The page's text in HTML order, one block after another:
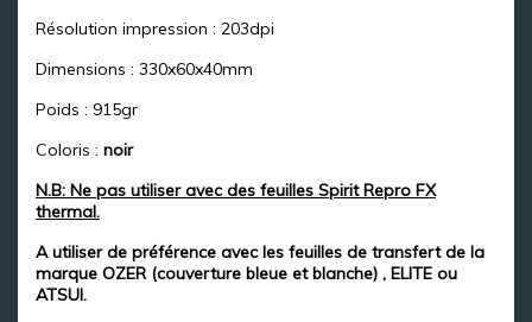
Résolution impression : 203dpi
Dimensions : 330x60x40mm
Poids : 915gr
Coloris : noir
N.B: Ne pas utiliser avec des feuilles Spirit Repro FX
thermal.
A utiliser de préférence avec les feuilles de transfert de la
marque OZER (couverture bleue et blanche) , ELITE ou
ATSUI.